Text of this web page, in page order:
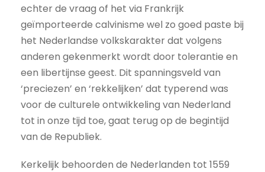
echter de vraag of het via Frankrijk
geïmporteerde calvinisme wel zo goed paste bij
het Nederlandse volkskarakter dat volgens
anderen gekenmerkt wordt door tolerantie en
een libertijnse geest. Dit spanningsveld van
‘preciezen’ en ‘rekkelijken’ dat typerend was
voor de culturele ontwikkeling van Nederland
tot in onze tijd toe, gaat terug op de begintijd
van de Republiek.
Kerkelijk behoorden de Nederlanden tot 1559